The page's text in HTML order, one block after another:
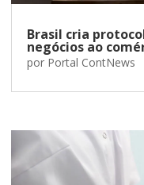
Brasil cria
negócios ao
por Portal ContNews